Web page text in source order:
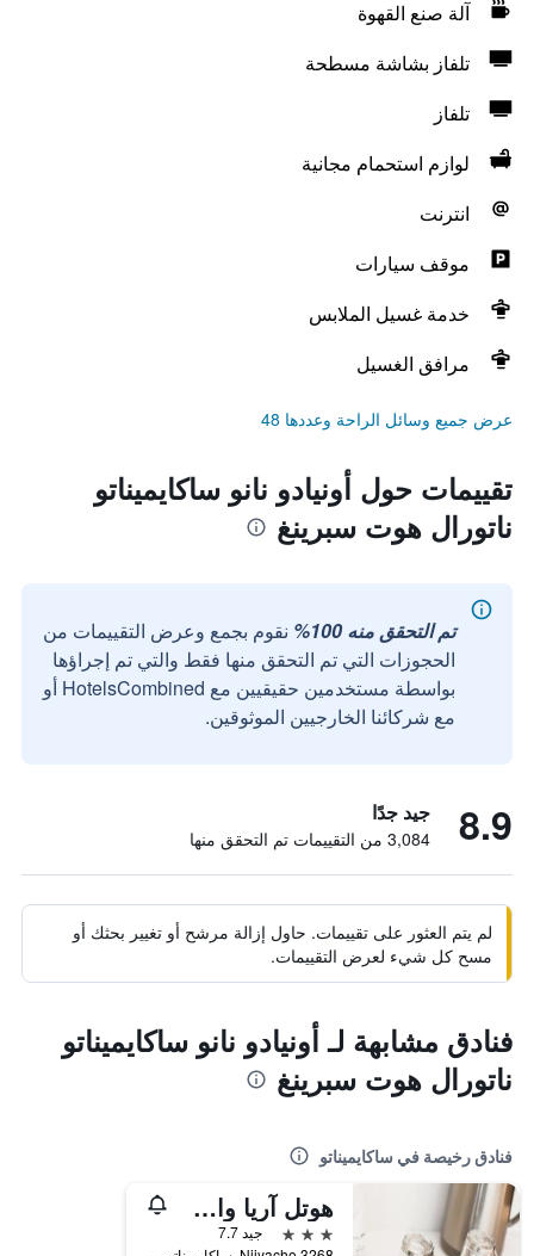
آلة صنع القهوة
تلفاز بشاشة مسطحة
تلفاز
لوازم استحمام مجانية
انترنت
موقف سيارات
خدمة غسيل الملابس
مرافق الغسيل
عرض جميع وسائل الراحة وعددها 48
تقييمات حول أونيادو نانو ساكايميناتو
ناتورال هوت سبرينغ
تم التحقق منه 100%
نقوم بجمع وعرض التقييمات من
الحجوزات التي تم التحقق منها فقط والتي تم إجراؤها
بواسطة مستخدمين حقيقيين مع HotelsCombined أو
مع شركائنا الخارجيين الموثوقين.
8.9 جيد جدًا
3,084 من التقييمات تم التحقق منها
لم يتم العثور على تقييمات. حاول إزالة مرشح أو تغيير بحثك أو
مسح كل شيء لعرض التقييمات.
فنادق مشابهة لـ أونيادو نانو ساكايميناتو
ناتورال هوت سبرينغ
فنادق رخيصة في ساكايميناتو
هوتل آريا وان ساكيميناتو مارينا
3 نجوم
جيد 7.7